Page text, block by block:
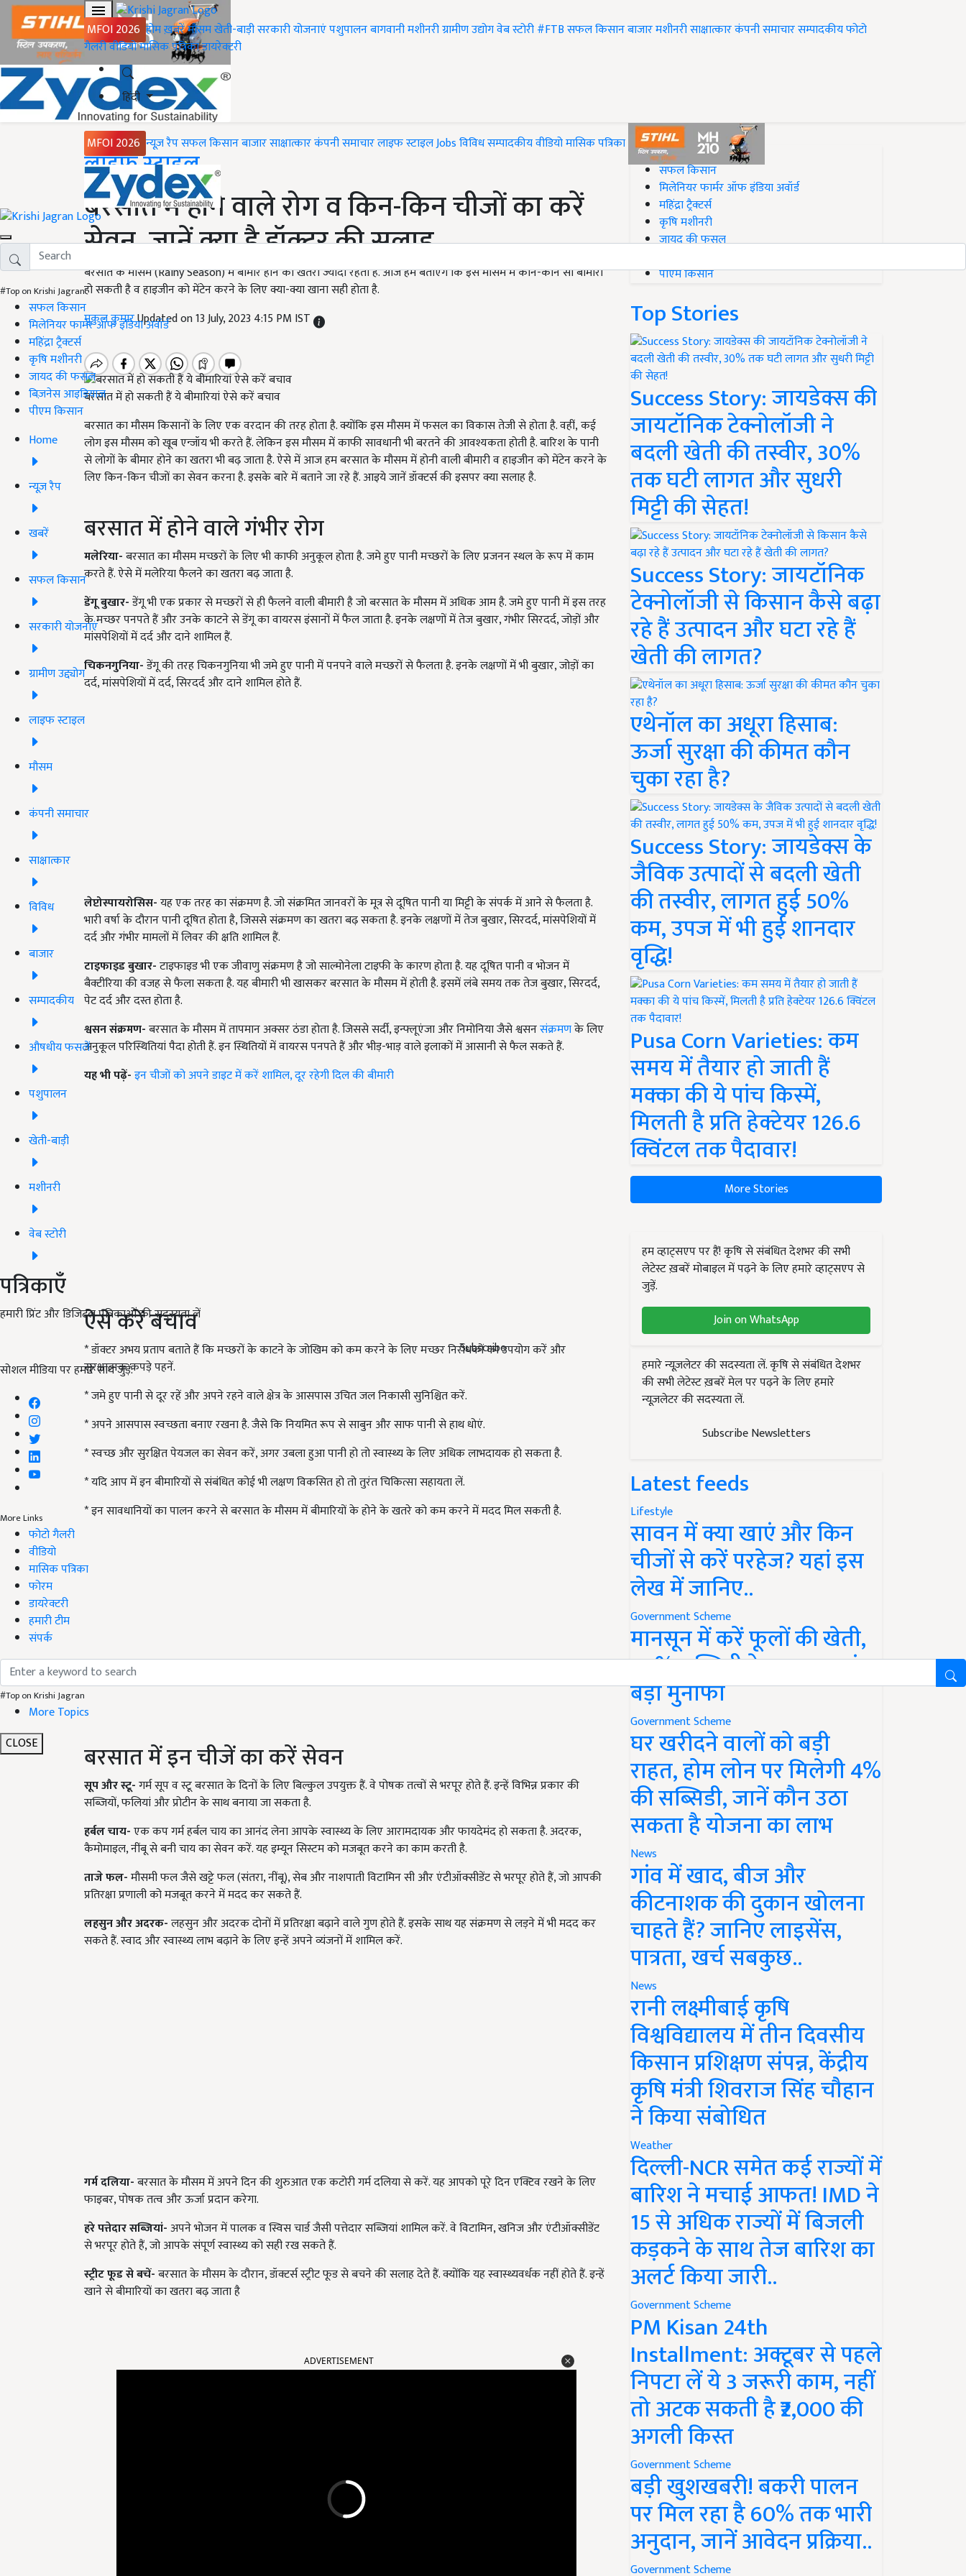
MFOI 2026 होमख़बरेंमौसमखेती-बाड़ीसरकारी योजनाएंपशुपालनबागवानीमशीनरीग्रामीण उद्योगवेब स्टोरी#FTBसफल किसानबाजारमशीनरीसाक्षात्कारकंपनी समाचारसम्पादकीयफोटो
गैलरीवीडियोमासिक पत्रिकाडायरेक्टरी
हिंदी
MFOI 2026 न्यूज़ रैपसफल किसानबाजारसाक्षात्कारकंपनी समाचारलाइफ स्टाइलJobsविविधसम्पादकीयवीडियोमासिक पत्रिका
#Top on Krishi Jagran
सफल किसान
मिलेनियर फार्मर ऑफ इंडिया अवॉर्ड
महिंद्रा ट्रैक्टर्स
कृषि मशीनरी
जायद की फसल
बिज़नेस आइडियाज
पीएम किसान
Home
न्यूज़ रैप
खबरें
सफल किसान
सरकारी योजनाएं
ग्रामीण उद्द्योग
लाइफ स्टाइल
मौसम
कंपनी समाचार
साक्षात्कार
विविध
बाजार
सम्पादकीय
औषधीय फसलें
पशुपालन
खेती-बाड़ी
मशीनरी
वेब स्टोरी
पत्रिकाएँ
हमारी प्रिंट और डिजिटल पत्रिकाओं की सदस्यता लें
Subscribe
सोशल मीडिया पर हमारे साथ जुड़ें:
More Links
फोटो गैलरी
वीडियो
मासिक पत्रिका
फोरम
डायरेक्टरी
हमारी टीम
संपर्क
#Top on Krishi Jagran
More Topics
CLOSE
Home
लाइफ स्टाइल
बरसात में होने वाले रोग व किन-किन चीजों का करें
सेवन, जानें क्या है डॉक्टर की सलाह
बरसात के मौसम (Rainy Season) में बीमार होने का खतरा ज्यादा रहता है. आज हम बताएंगे कि इस मौसम में कौन-कौन सी बीमारी
हो सकती है व हाइजीन को मेंटेन करने के लिए क्या-क्या खाना सही होता है.
मुकुल कुमारUpdated on 13 July, 2023 4:15 PM IST
बरसात में हो सकती हैं ये बीमारियां ऐसे करें बचाव
बरसात का मौसम किसानों के लिए एक वरदान की तरह होता है. क्योंकि इस मौसम में फसल का विकास तेजी से होता है. वहीं,कई
लोग इस मौसम को खूब एन्जॉय भी करते हैं. लेकिन इस मौसम में काफी सावधानी भी बरतने की आवश्यकता होती है. बारिश के पानी
से लोगों के बीमार होने का खतरा भी बढ़ जाता है. ऐसे में आज हम बरसात के मौसम में होनी वाली बीमारी व हाइजीन को मेंटेन करने के
लिए किन-किन चीजों का सेवन करना है. इसके बारे में बताने जा रहे हैं. आइये जानें डॉक्टर्स की इसपर क्या सलाह है.
बरसात में होने वाले गंभीर रोग
मलेरिया-बरसात का मौसम मच्छरों के लिए भी काफी अनुकूल होता है. जमे हुए पानी मच्छरों के लिए प्रजनन स्थल के रूप में काम
करते हैं. ऐसे में मलेरिया फैलने का खतरा बढ़ जाता है.
डेंगू बुखार-डेंगू भी एक प्रकार से मच्छरों से ही फैलने वाली बीमारी है जो बरसात के मौसम में अधिक आम है. जमे हुए पानी में इस तरह
के मच्छर पनपते हैं और उनके काटने से डेंगू का वायरस इंसानों में फैल जाता है. इनके लक्षणों में तेज बुखार, गंभीर सिरदर्द, जोड़ों और
मांसपेशियों में दर्द और दाने शामिल हैं.
चिकनगुनिया-डेंगू की तरह चिकनगुनिया भी जमे हुए पानी में पनपने वाले मच्छरों से फैलता है. इनके लक्षणों में भी बुखार, जोड़ों का
दर्द, मांसपेशियों में दर्द, सिरदर्द और दाने शामिल होते हैं.
लेप्टोस्पायरोसिस-यह एक तरह का संक्रमण है. जो संक्रमित जानवरों के मूत्र से दूषित पानी या मिट्टी के संपर्क में आने से फैलता है.
भारी वर्षा के दौरान पानी दूषित होता है, जिससे संक्रमण का खतरा बढ़ सकता है. इनके लक्षणों में तेज बुखार, सिरदर्द, मांसपेशियों में
दर्द और गंभीर मामलों में लिवर की क्षति शामिल हैं.
टाइफाइड बुखार-टाइफाइड भी एक जीवाणु संक्रमण है जो साल्मोनेला टाइफी के कारण होता है. यह दूषित पानी व भोजन में
बैक्टीरिया की वजह से फैला सकता है. यह बीमारी भी खासकर बरसात के मौसम में होती है. इसमें लंबे समय तक तेज बुखार, सिरदर्द,
पेट दर्द और दस्त होता है.
श्वसन संक्रमण-बरसात के मौसम में तापमान अक्सर ठंडा होता है. जिससे सर्दी, इन्फ्लूएंजा और निमोनिया जैसे श्वसनसंक्रमणके लिए
अनुकूल परिस्थितियां पैदा होती हैं. इन स्थितियों में वायरस पनपते हैं और भीड़-भाड़ वाले इलाकों में आसानी से फैल सकते हैं.
यह भी पढ़ें-इन चीजों को अपने डाइट में करें शामिल, दूर रहेगी दिल की बीमारी
ऐसे करें बचाव
* डॉक्टर अभय प्रताप बताते हैं कि मच्छरों के काटने के जोखिम को कम करने के लिए मच्छर निरोधकों का उपयोग करें और
सुरक्षात्मक कपड़े पहनें.
* जमे हुए पानी से दूर रहें और अपने रहने वाले क्षेत्र के आसपास उचित जल निकासी सुनिश्चित करें.
* अपने आसपास स्वच्छता बनाए रखना है. जैसे कि नियमित रूप से साबुन और साफ पानी से हाथ धोएं.
* स्वच्छ और सुरक्षित पेयजल का सेवन करें, अगर उबला हुआ पानी हो तो स्वास्थ्य के लिए अधिक लाभदायक हो सकता है.
* यदि आप में इन बीमारियों से संबंधित कोई भी लक्षण विकसित हो तो तुरंत चिकित्सा सहायता लें.
* इन सावधानियों का पालन करने से बरसात के मौसम में बीमारियों के होने के खतरे को कम करने में मदद मिल सकती है.
बरसात में इन चीजें का करें सेवन
सूप और स्टू-गर्म सूप व स्टू बरसात के दिनों के लिए बिल्कुल उपयुक्त हैं. वे पोषक तत्वों से भरपूर होते हैं. इन्हें विभिन्न प्रकार की
सब्जियों, फलियां और प्रोटीन के साथ बनाया जा सकता है.
हर्बल चाय-एक कप गर्म हर्बल चाय का आनंद लेना आपके स्वास्थ्य के लिए आरामदायक और फायदेमंद हो सकता है. अदरक,
कैमोमाइल, नींबू से बनी चाय का सेवन करें. यह इम्यून सिस्टम को मजबूत करने का काम करती है.
ताजे फल-मौसमी फल जैसे खट्टे फल (संतरा, नींबू), सेब और नाशपाती विटामिन सी और एंटीऑक्सीडेंट से भरपूर होते हैं, जो आपकी
प्रतिरक्षा प्रणाली को मजबूत करने में मदद कर सकते हैं.
लहसुन और अदरक-लहसुन और अदरक दोनों में प्रतिरक्षा बढ़ाने वाले गुण होते हैं. इसके साथ यह संक्रमण से लड़ने में भी मदद कर
सकते हैं. स्वाद और स्वास्थ्य लाभ बढ़ाने के लिए इन्हें अपने व्यंजनों में शामिल करें.
गर्म दलिया-बरसात के मौसम में अपने दिन की शुरुआत एक कटोरी गर्म दलिया से करें. यह आपको पूरे दिन एक्टिव रखने के लिए
फाइबर, पोषक तत्व और ऊर्जा प्रदान करेगा.
हरे पत्तेदार सब्जियां-अपने भोजन में पालक व स्विस चार्ड जैसी पत्तेदार सब्जियां शामिल करें. वे विटामिन, खनिज और एंटीऑक्सीडेंट
से भरपूर होते हैं, जो आपके संपूर्ण स्वास्थ्य को सही रख सकते हैं.
स्ट्रीट फूड से बचें-बरसात के मौसम के दौरान, डॉक्टर्स स्ट्रीट फूड से बचने की सलाह देते हैं. क्योंकि यह स्वास्थ्यवर्धक नहीं होते हैं. इन्हें
खाने से बीमारियों का खतरा बढ़ जाता है
#Top on Krishi Jagran
सफल किसान
मिलेनियर फार्मर ऑफ इंडिया अवॉर्ड
महिंद्रा ट्रैक्टर्स
कृषि मशीनरी
जायद की फसल
पीएम किसान
Top Stories
Success Story: जायडेक्स की
जायटॉनिक टेक्नोलॉजी ने
बदली खेती की तस्वीर, 30%
तक घटी लागत और सुधरी
मिट्टी की सेहत!
Success Story: जायटॉनिक
टेक्नोलॉजी से किसान कैसे बढ़ा
रहे हैं उत्पादन और घटा रहे हैं
खेती की लागत?
एथेनॉल का अधूरा हिसाब:
ऊर्जा सुरक्षा की कीमत कौन
चुका रहा है?
Success Story: जायडेक्स के
जैविक उत्पादों से बदली खेती
की तस्वीर, लागत हुई 50%
कम, उपज में भी हुई शानदार
वृद्धि!
Pusa Corn Varieties: कम
समय में तैयार हो जाती हैं
मक्का की ये पांच किस्में,
मिलती है प्रति हेक्टेयर 126.6
क्विंटल तक पैदावार!
More Stories
हम व्हाट्सएप पर हैं! कृषि से संबंधित देशभर की सभी
लेटेस्ट ख़बरें मोबाइल में पढ़ने के लिए हमारे व्हाट्सएप से
जुड़ें.
Join on WhatsApp
हमारे न्यूज़लेटर की सदस्यता लें. कृषि से संबंधित देशभर
की सभी लेटेस्ट ख़बरें मेल पर पढ़ने के लिए हमारे
न्यूज़लेटर की सदस्यता लें.
Subscribe Newsletters
Latest feeds
Lifestyle
सावन में क्या खाएं और किन
चीजों से करें परहेज? यहां इस
लेख में जानिए..
Government Scheme
मानसून में करें फूलों की खेती,
50% सब्सिडी के साथ कमाएं
बड़ा मुनाफा
Government Scheme
घर खरीदने वालों को बड़ी
राहत, होम लोन पर मिलेगी 4%
की सब्सिडी, जानें कौन उठा
सकता है योजना का लाभ
News
गांव में खाद, बीज और
कीटनाशक की दुकान खोलना
चाहते हैं? जानिए लाइसेंस,
पात्रता, खर्च सबकुछ..
News
रानी लक्ष्मीबाई कृषि
विश्वविद्यालय में तीन दिवसीय
किसान प्रशिक्षण संपन्न, केंद्रीय
कृषि मंत्री शिवराज सिंह चौहान
ने किया संबोधित
Weather
दिल्ली-NCR समेत कई राज्यों में
बारिश ने मचाई आफत! IMD ने
15 से अधिक राज्यों में बिजली
कड़कने के साथ तेज बारिश का
अलर्ट किया जारी..
Government Scheme
PM Kisan 24th
Installment: अक्टूबर से पहले
निपटा लें ये 3 जरूरी काम, नहीं
तो अटक सकती है ₹2,000 की
अगली किस्त
Government Scheme
बड़ी खुशखबरी! बकरी पालन
पर मिल रहा है 60% तक भारी
अनुदान, जानें आवेदन प्रक्रिया..
Government Scheme